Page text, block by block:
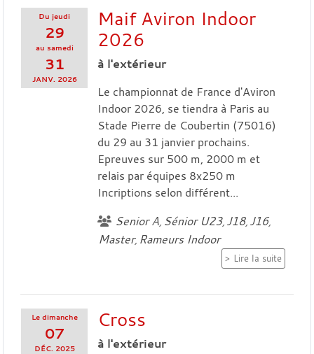
Dujeudi
29
au samedi
31
JANV. 2026
Maif Aviron Indoor
2026
à l'extérieur
Le championnat de France d'Aviron
Indoor 2026, se tiendra à Paris au
Stade Pierre de Coubertin (75016)
du 29 au 31 janvier prochains.
Epreuves sur 500 m, 2000 m et
relais par équipes 8x250 m
Incriptions selon différent...
Senior A Sénior U23 J18 J16
Master Rameurs Indoor
Lire la suite
Le dimanche
07
DÉC. 2025
Cross
à l'extérieur